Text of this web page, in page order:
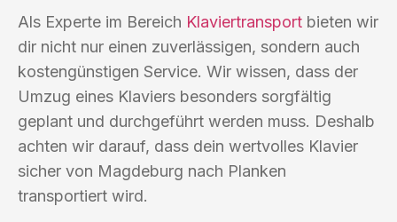
Als Experte im Bereich Klaviertransport bieten wir
dir nicht nur einen zuverlässigen, sondern auch
kostengünstigen Service. Wir wissen, dass der
Umzug eines Klaviers besonders sorgfältig
geplant und durchgeführt werden muss. Deshalb
achten wir darauf, dass dein wertvolles Klavier
sicher von Magdeburg nach Planken
transportiert wird.